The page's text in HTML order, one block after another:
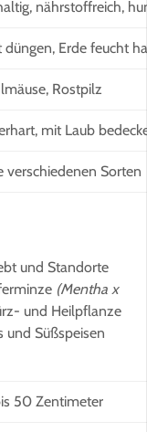
nährstoffreich,
düngen, Erde feucht
Rostpilz
mit Laub
verschiedenen Sorten
und Standorte
(Mentha x
und Heilpflanze
und Süßspeisen
50 Zentimeter